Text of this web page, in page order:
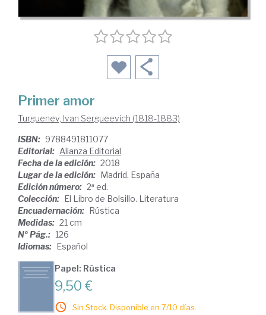
Primer amor
Turguenev, Ivan Sergueevich (1818-1883)
ISBN: 9788491811077
Editorial: Alianza Editorial
Fecha de la edición: 2018
Lugar de la edición: Madrid. España
Edición número: 2ª ed.
Colección: El Libro de Bolsillo. Literatura
Encuadernación: Rústica
Medidas: 21 cm
Nº Pág.: 126
Idiomas: Español
Papel: Rústica
9,50 €
Sin Stock. Disponible en 7/10 días.